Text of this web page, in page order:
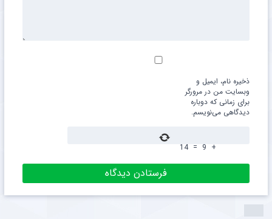
ذخیره نام، ایمیل و
وبسایت من در مرورگر
برای زمانی که دوباره
دیدگاهی می‌نویسم.
+
9
=
14